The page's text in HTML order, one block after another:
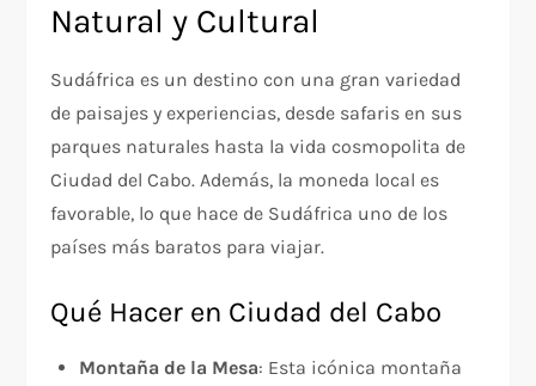
Natural y Cultural
Sudáfrica es un destino con una gran variedad
de paisajes y experiencias, desde safaris en sus
parques naturales hasta la vida cosmopolita de
Ciudad del Cabo. Además, la moneda local es
favorable, lo que hace de Sudáfrica uno de los
países más baratos para viajar.
Qué Hacer en Ciudad del Cabo
Montaña de la Mesa: Esta icónica montaña